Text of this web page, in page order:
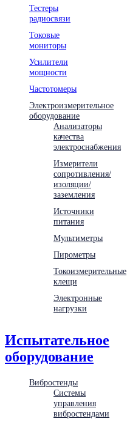
Тестеры
радиосвязи
Токовые
мониторы
Усилители
мощности
Частотомеры
Электроизмерительное
оборудование
Анализаторы
качества
электроснабжения
Измерители
сопротивления/
изоляции/
заземления
Источники
питания
Мультиметры
Пирометры
Токоизмерительные
клещи
Электронные
нагрузки
Испытательное
оборудование
Вибростенды
Системы
управления
вибростендами